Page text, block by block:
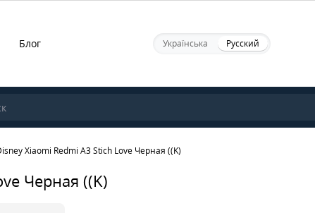
Блог Українська Русский
Xiaomi Redmi A3 Stich Love Черная ((K)
Черная ((K)